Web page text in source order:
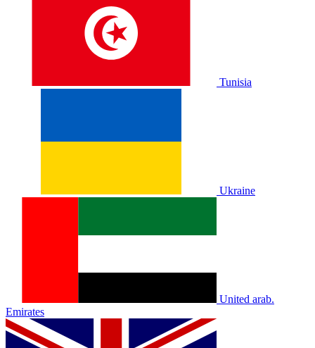
Tunisia
Ukraine
United arab.
Emirates